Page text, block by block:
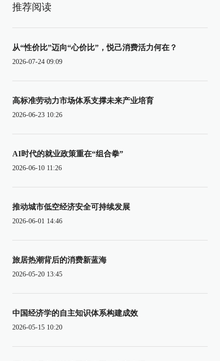
推荐阅读
从“性价比”迈向“心价比”，悦己消费活力何在？
2026-07-24 09:09
高标准劳动力市场体系支撑未来产业培育
2026-06-23 10:26
AI时代的就业政策重在“组合拳”
2026-06-10 11:26
推动城市低空经济安全可持续发展
2026-06-01 14:46
旅居热潮背后的消费新蓝海
2026-05-20 13:45
中国经济学的自主知识体系构建成效
2026-05-15 10:20